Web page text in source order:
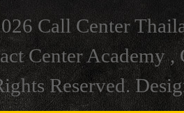
Call Center
Center Academy
Reserved.